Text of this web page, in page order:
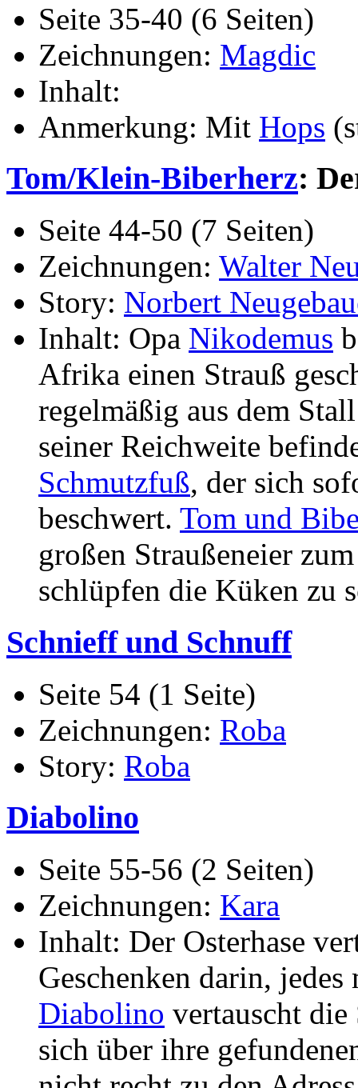
Seite 35-40 (6 Seiten)
Zeichnungen: Magdic
Inhalt:
Anmerkung: Mit Hops
Tom/Klein-Biberherz:
Seite 44-50 (7 Seiten)
Zeichnungen: Walter
Story: Norbert
Inhalt: Opa Nikodemus
Afrika einen Strauß
regelmäßig aus dem
seiner Reichweite
Schmutzfuß, der sich
beschwert. Tom und
großen Straußeneier
schlüpfen die Küken zu
Schnieff und Schnuff
Seite 54 (1 Seite)
Zeichnungen: Roba
Story: Roba
Diabolino
Seite 55-56 (2 Seiten)
Zeichnungen: Kara
Inhalt: Der Osterhase
Geschenken darin,
Diabolino vertauscht die
sich über ihre